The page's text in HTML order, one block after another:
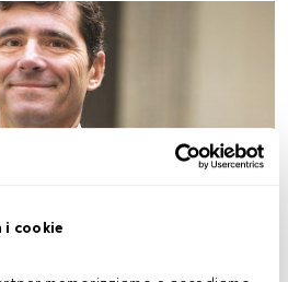
i cookie
Discrezionali e Total Return,